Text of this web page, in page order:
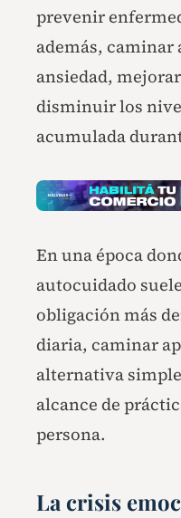
prevenir
además, caminar
ansiedad,
disminuir los
acumulada
En una época
autocuidado
obligación más
diaria, caminar
alternativa
alcance de
persona.
La crisis